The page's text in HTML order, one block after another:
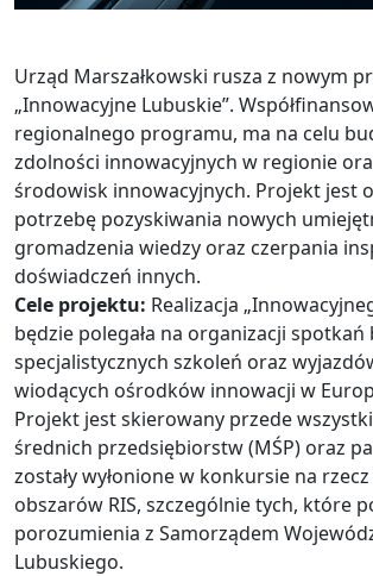
Urząd Marszałkowski rusza z nowym
„Innowacyjne Lubuskie”.
regionalnego programu, ma na celu
zdolności innowacyjnych w regionie
środowisk innowacyjnych. Projekt jest
potrzebę pozyskiwania nowych
gromadzenia wiedzy oraz czerpania
doświadczeń innych.
Cele projektu: Realizacja
będzie polegała na organizacji spotkań
specjalistycznych szkoleń oraz
wiodących ośrodków innowacji w
Projekt jest skierowany przede
średnich przedsiębiorstw (MŚP) oraz
zostały wyłonione w konkursie na
obszarów RIS, szczególnie tych, które
porozumienia z Samorządem
Lubuskiego.